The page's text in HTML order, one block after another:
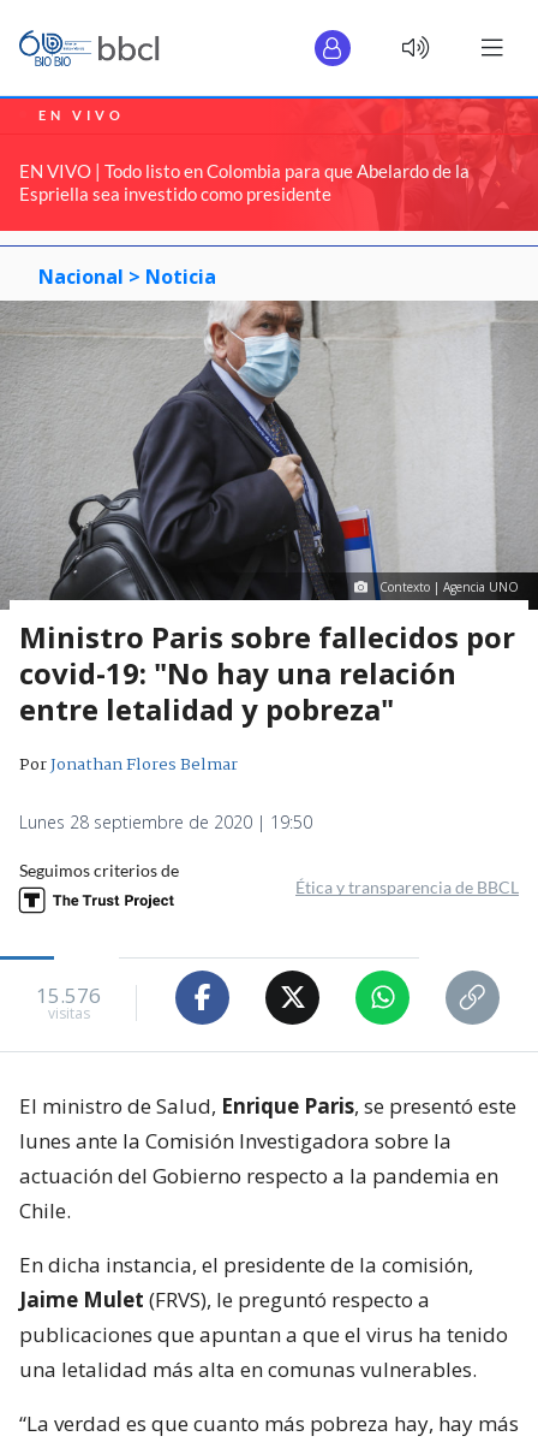
EN VIVO
EN VIVO | Todo listo en Colombia para que Abelardo de la
Espriella sea investido como presidente
Nacional > Noticia
Contexto | Agencia UNO
Ministro Paris sobre fallecidos por
covid-19: "No hay una relación
entre letalidad y pobreza"
PorJonathan Flores Belmar
Lunes 28 septiembre de 2020 | 19:50
Seguimos criterios de
Ética y transparencia de BBCL
15.576
visitas
El ministro de Salud, Enrique Paris, se presentó este
lunes ante la Comisión Investigadora sobre la
actuación del Gobierno respecto a la pandemia en
Chile.
En dicha instancia, el presidente de la comisión,
Jaime Mulet (FRVS), le preguntó respecto a
publicaciones que apuntan a que el virus ha tenido
una letalidad más alta en comunas vulnerables.
“La verdad es que cuanto más pobreza hay, hay más